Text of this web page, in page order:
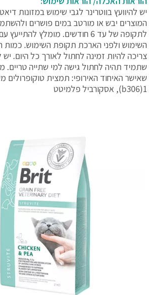
יש להיוועץ בווטרינר לגבי שימוש במזונות
המוצרים יבש או מורטב במים פושרים
לתקופה של עד 6 חודשים. מומלץ
השימוש ולפני הארכת תקופת השימוש. כמות
צריכה להיות זמינה לחתול לאורך כל היום.
שתמיד תהיה לחתול גישה למי שתייה טריים.
שאישר האיחוד האירופי: תמצית טוקופרולים
b306)1), אסקורביל פלמיטט